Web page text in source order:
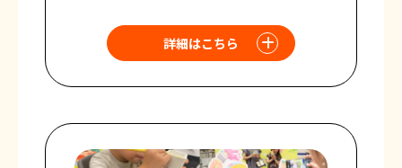
詳細はこちら